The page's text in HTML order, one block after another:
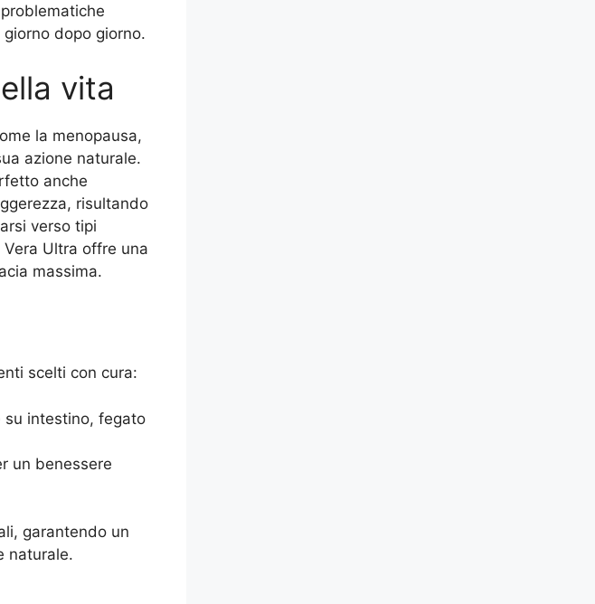
dopo giorno.
vita
la menopausa,
azione naturale.
anche
risultando
verso tipi
Ultra offre una
massima.
scelti con cura:
su intestino, fegato
un benessere
garantendo un
naturale.